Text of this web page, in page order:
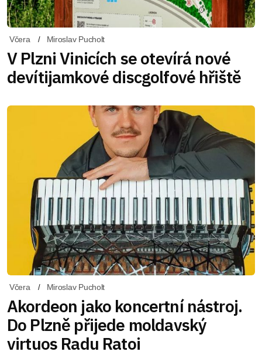
Včera Miroslav Pucholt
V Plzni Vinicích se otevírá nové
devítijamkové discgolfové hřiště
Včera Miroslav Pucholt
Akordeon jako koncertní nástroj.
Do Plzně přijede moldavský
virtuos Radu Ratoi